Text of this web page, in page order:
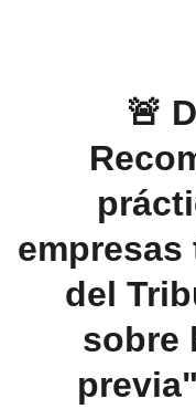
🚨
empresas
del
sobre